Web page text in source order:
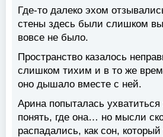
Где-то далеко эхом
стены здесь были слишком
вовсе не было.
Пространство казалось
слишком тихим и в то же
оно дышало вместе с ней.
Арина попыталась ухватиться
понять, где она… но мысли
распадались, как сон,